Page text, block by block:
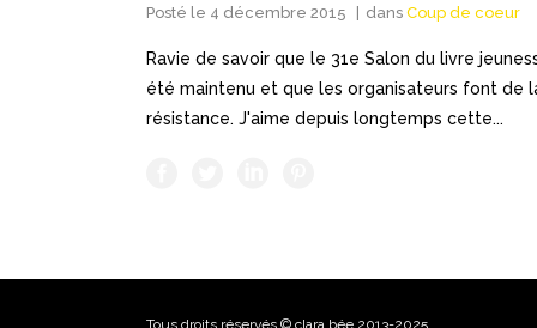
Posté le 4 décembre 2015 dans Coup de coeur
Ravie de savoir que le 31e Salon du livre
été maintenu et que les organisateurs font de
résistance. J'aime depuis longtemps cette...
Tous droits réservés © clara bée 2013-2025